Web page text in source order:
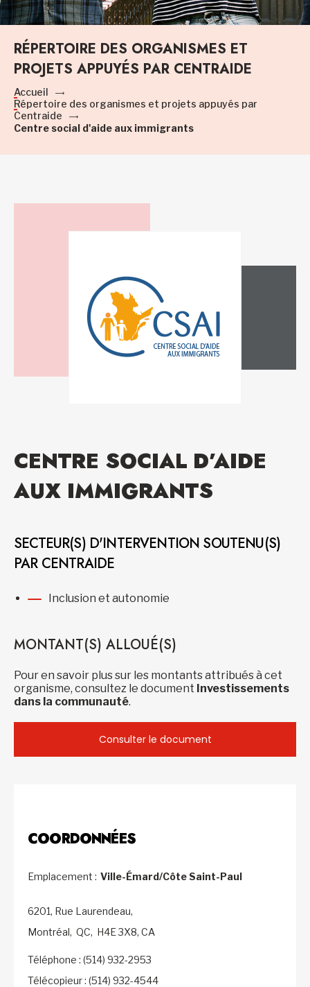
RÉPERTOIRE DES ORGANISMES ET
PROJETS APPUYÉS PAR CENTRAIDE
Accueil
Répertoire des organismes et projets appuyés par
Centraide
Centre social d'aide aux immigrants
CENTRE SOCIAL D’AIDE
AUX IMMIGRANTS
SECTEUR(S) D'INTERVENTION SOUTENU(S)
PAR CENTRAIDE
Inclusion et autonomie
MONTANT(S) ALLOUÉ(S)
Pour en savoir plus sur les montants attribués à cet
organisme, consultez le document Investissements
dans la communauté.
Consulter le document
COORDONNÉES
Emplacement : Ville-Émard/Côte Saint-Paul
6201, Rue Laurendeau,
Montréal, QC, H4E 3X8, CA
Téléphone : (514) 932-2953
Télécopieur : (514) 932-4544